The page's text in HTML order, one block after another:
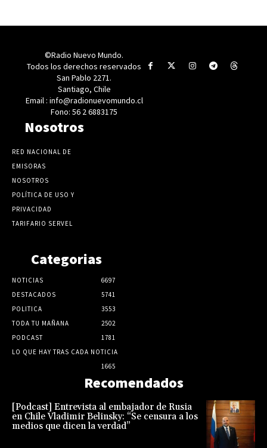
©Radio Nuevo Mundo.
Todos los derechos reservados
San Pablo 2271.
Santiago, Chile
Email : info@radionuevomundo.cl
Fono: 56 2 6883175
Nosotros
RED NACIONAL DE
EMISORAS
NOSOTROS
POLÍTICA DE USO Y
PRIVACIDAD
TARIFARIO SERVEL
Categorias
NOTICIAS
6697
DESTACADOS
5741
POLITICA
3553
TODA TU MAÑANA
2502
PODCAST
1781
LO QUE HAY TRAS CADA NOTICIA
1665
Recomendados
[Podcast] Entrevista al embajador de Rusia
en Chile Vladimir Belinsky: “Se censura a los
medios que dicen la verdad”